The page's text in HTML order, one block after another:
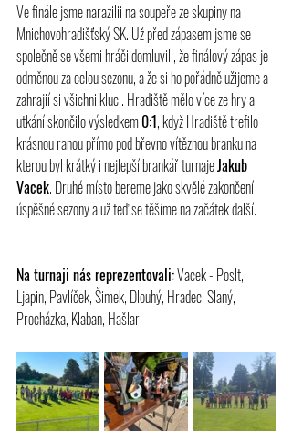
Ve finále jsme narazilii na soupeře ze skupiny na
Mnichovohradišťský SK. Už před zápasem jsme se
společně se všemi hráči domluvili, že finálový zápas je
odměnou za celou sezonu, a že si ho pořádně užijeme a
zahrajií si všichni kluci. Hradiště mělo více ze hry a
utkání skončilo výsledkem 0:1, když Hradiště trefilo
krásnou ranou přímo pod břevno vítěznou branku na
kterou byl krátký i nejlepší brankář turnaje Jakub
Vacek. Druhé místo bereme jako skvělé zakončení
úspěšné sezony a už teď se těšíme na začátek další.
Na turnaji nás reprezentovali: Vacek - Poslt,
Ljapin, Pavlíček, Šimek, Dlouhý, Hradec, Slaný,
Procházka, Klaban, Hašlar